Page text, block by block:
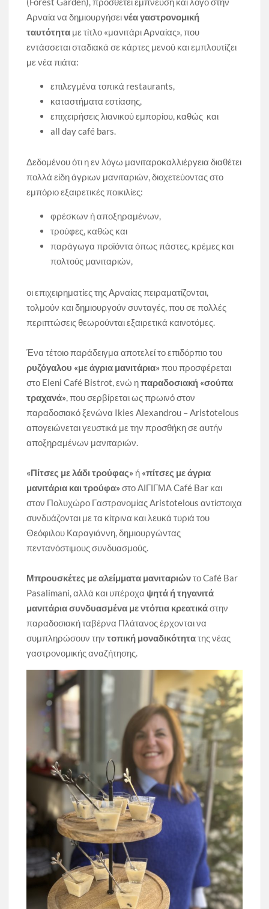
Αρναία να δημιουργήσεινέα γαστρονομική
ταυτότητα με τίτλο «μανιτάρι Αρναίας», που
εντάσσεται σταδιακά σε κάρτες μενού και εμπλουτίζει
με νέα πιάτα:
επιλεγμένα τοπικά restaurants,
καταστήματα εστίασης,
επιχειρήσεις λιανικού εμπορίου, καθώς και
all day café bars.
Δεδομένου ότι η εν λόγω μανιταροκαλλιέργεια διαθέτει
πολλά είδη άγριων μανιταριών, διοχετεύοντας στο
εμπόριο εξαιρετικές ποικιλίες:
φρέσκων ή αποξηραμένων,
τρούφες, καθώς και
παράγωγα προϊόντα όπως πάστες, κρέμες και
πολτούς μανιταριών,
οι επιχειρηματίες της Αρναίας πειραματίζονται,
τολμούν και δημιουργούν συνταγές, που σε πολλές
περιπτώσεις θεωρούνται εξαιρετικά καινοτόμες.
Ένα τέτοιο παράδειγμα αποτελεί το επιδόρπιο του
ρυζόγαλου «με άγρια μανιτάρια»που προσφέρεται
στο Eleni Café Bistrot, ενώ ηπαραδοσιακή «σούπα
τραχανά», που σερβίρεται ως πρωινό στον
παραδοσιακό ξενώνα Ikies Alexandrou – Aristotelous
απογειώνεται γευστικά με την προσθήκη σε αυτήν
αποξηραμένων μανιταριών.
«Πίτσες με λάδι τρούφας» ή «πίτσες με άγρια
μανιτάρια και τρούφα»στο ΑΙΓΙΓΜΑ Café Bar και
στον Πολυχώρο Γαστρονομίας Aristotelous αντίστοιχα
συνδυάζονται με τα κίτρινα και λευκά τυριά του
Θεόφιλου Καραγιάννη, δημιουργώντας
πεντανόστιμους συνδυασμούς.
Μπρουσκέτες με αλείμματα μανιταριώντο Café Bar
Pasalimani, αλλά και υπέροχα ψητά ή τηγανιτά
μανιτάρια συνδυασμένα με ντόπια κρεατικάστην
παραδοσιακή ταβέρνα Πλάτανος έρχονται να
συμπληρώσουν τηντοπική μοναδικότητατης νέας
γαστρονομικής αναζήτησης.